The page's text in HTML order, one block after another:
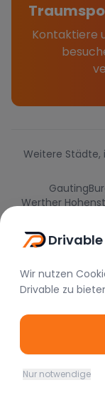
Kontaktiere
Weitere
Gauting
Werther
Drivable
Wir nutzen
Drivable zu
Nur notwendige